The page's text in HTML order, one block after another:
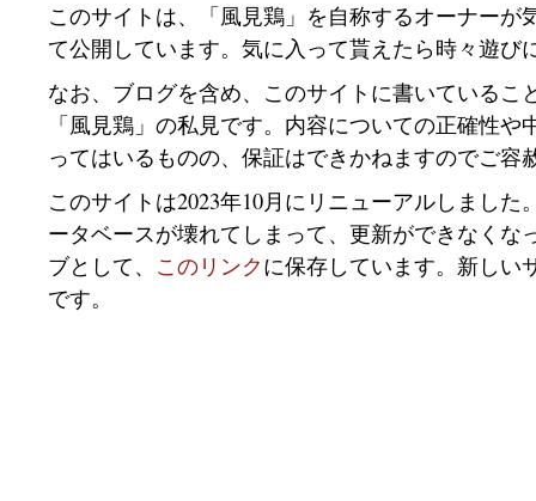
このサイトは、「風見鶏」を自称するオーナーが
て公開しています。気に入って貰えたら時々遊び
なお、ブログを含め、このサイトに書いているこ
「風見鶏」の私見です。内容についての正確性や
ってはいるものの、保証はできかねますのでご容
このサイトは2023年10月にリニューアルしました
ータベースが壊れてしまって、更新ができなくな
ブとして、 このリンクに保存しています。新しい
です。